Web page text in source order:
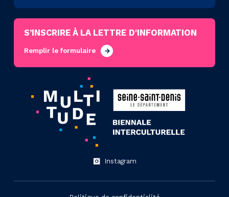
S’INSCRIRE À LA LETTRE D'INFORMATION
Remplir le formulaire
Instagram